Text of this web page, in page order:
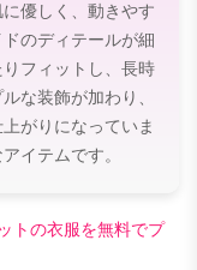
優しく、動きやす
のディテールが細
フィットし、長時
な装飾が加わり、
がりになっていま
イテムです。
トの衣服を無料でプ